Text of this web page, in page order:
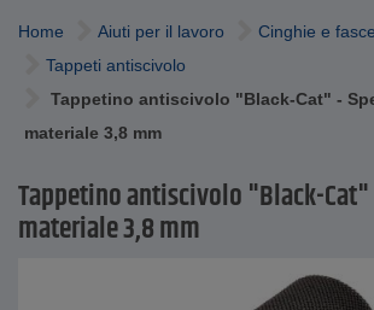
Home Aiuti per il lavoro
Cinghie e
Tappeti antiscivolo
Tappetino antiscivolo "Black-Cat" -
materiale 3,8 mm
Tappetino antiscivolo "Black-Cat"
materiale 3,8 mm